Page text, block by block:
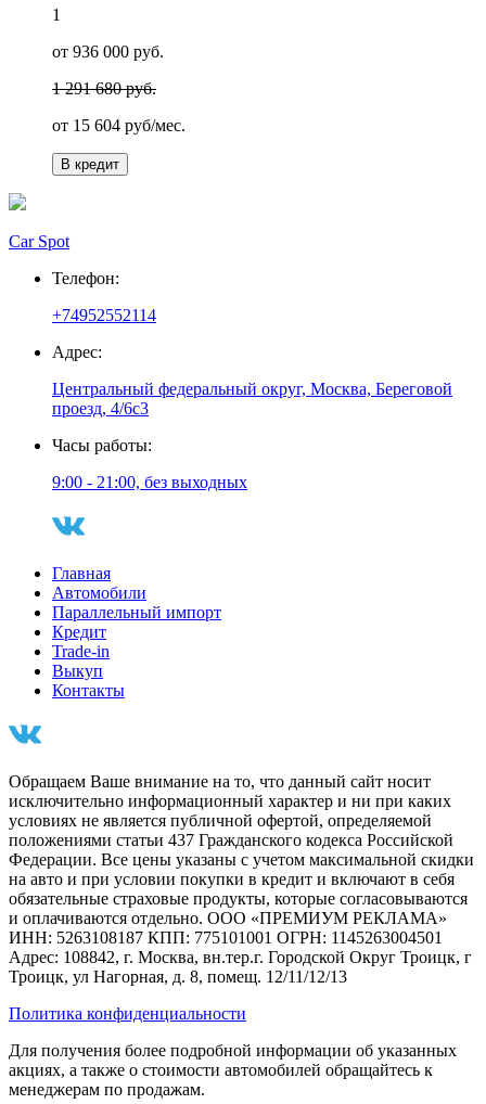
1
от 936 000 руб.
1 291 680 руб.
от 15 604 руб/мес.
В кредит
Car Spot
Телефон:
+74952552114
Адрес:
Центральный федеральный округ, Москва, Береговой
проезд, 4/6с3
Часы работы:
9:00 - 21:00, без выходных
Главная
Автомобили
Параллельный импорт
Кредит
Trade-in
Выкуп
Контакты
Обращаем Ваше внимание на то, что данный сайт носит
исключительно информационный характер и ни при каких
условиях не является публичной офертой, определяемой
положениями статьи 437 Гражданского кодекса Российской
Федерации. Все цены указаны с учетом максимальной скидки
на авто и при условии покупки в кредит и включают в себя
обязательные страховые продукты, которые согласовываются
и оплачиваются отдельно. ООО «ПРЕМИУМ РЕКЛАМА»
ИНН: 5263108187 КПП: 775101001 ОГРН: 1145263004501
Адрес: 108842, г. Москва, вн.тер.г. Городской Округ Троицк, г
Троицк, ул Нагорная, д. 8, помещ. 12/11/12/13
Политика конфиденциальности
Для получения более подробной информации об указанных
акциях, а также о стоимости автомобилей обращайтесь к
менеджерам по продажам.